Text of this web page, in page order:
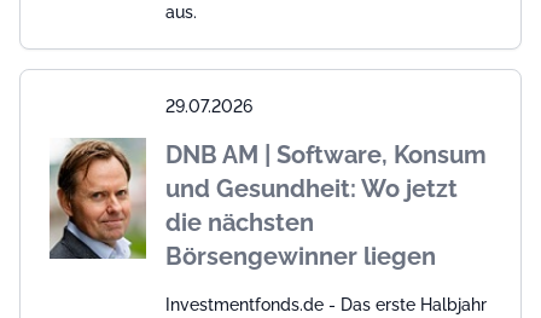
aus.
29.07.2026
DNB AM | Software, Konsum
und Gesundheit: Wo jetzt
die nächsten
Börsengewinner liegen
Investmentfonds.de - Das erste Halbjahr